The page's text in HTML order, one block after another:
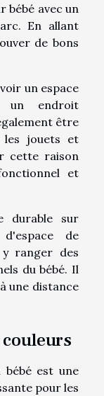
bébé avec un
En allant
de bons
un espace
un endroit
être
jouets et
cette raison
et
durable sur
de
ranger des
du bébé. Il
une distance
est une
pour les